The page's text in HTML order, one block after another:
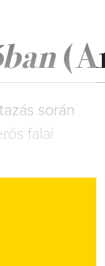
során
falai